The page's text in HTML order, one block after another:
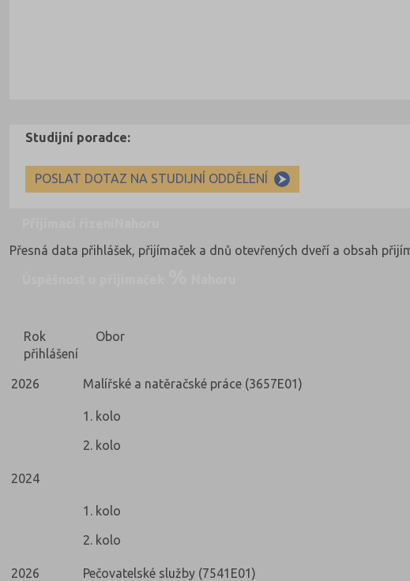
Studijní poradce:
POSLAT DOTAZ NA STUDIJNÍ ODDĚLENÍ
Přesná data přihlášek, přijímaček a dnů otevřených dveří a obsah
Rok
přihlášení
Obor
2026 Malířské a natěračské práce (3657E01)
1. kolo
2. kolo
2024
1. kolo
2. kolo
2026 Pečovatelské služby (7541E01)